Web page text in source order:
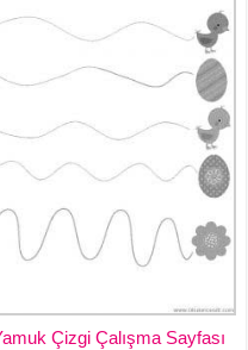
Çizgi Çalışma Sayfası